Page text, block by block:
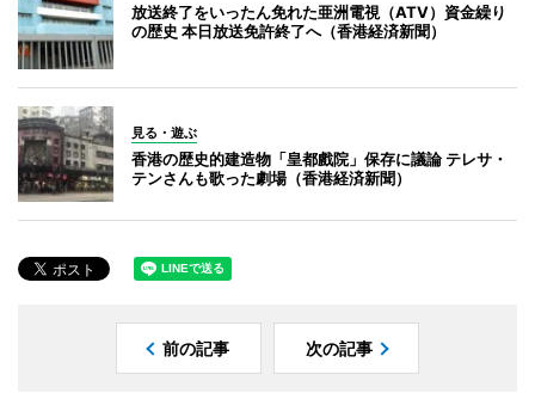
放送終了をいったん免れた亜洲電視（ATV）資金繰り
の歴史 本日放送免許終了へ（香港経済新聞）
見る・遊ぶ
香港の歴史的建造物「皇都戲院」保存に議論 テレサ・
テンさんも歌った劇場（香港経済新聞）
前の記事 次の記事